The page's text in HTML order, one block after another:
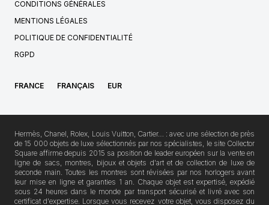
CONDITIONS GÉNÉRALES
MENTIONS LÉGALES
POLITIQUE DE CONFIDENTIALITÉ
RGPD
FRANCE FRANÇAIS EUR
Hermès, Chanel, Rolex, Louis Vuitton, Cartier… : avec une sélection de près
de 15 000 objets de luxe sélectionnés par nos spécialistes, le site Collector
Square affirme depuis 2015 sa position de leader européen sur la vente en
ligne de sacs, montres, bijoux et objets d'art et de collection de luxe de
seconde main. Toutes les montres sont révisées par nos horlogers avant
leur mise en ligne et garanties 1 an. Chaque objet est expertisé, expédié
sous 24 heures dans le monde par transport sécurisé et livré avec son
certificat d'expertise. Lorsque vous recevez votre objet, vous disposez du